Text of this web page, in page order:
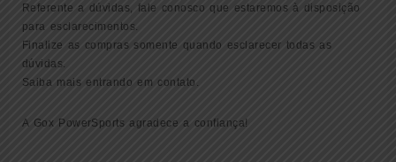
Referente a dúvidas, fale conosco que estaremos à disposição
para esclarecimentos.
Finalize as compras somente quando esclarecer todas as
dúvidas.
Saiba mais entrando em contato.
A Gox PowerSports agradece a confiança!